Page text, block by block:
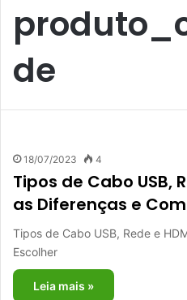
de
18/07/2023 4
Tipos de Cabo USB,
as Diferenças e
Tipos de Cabo USB, Rede e
Escolher
Leia mais »